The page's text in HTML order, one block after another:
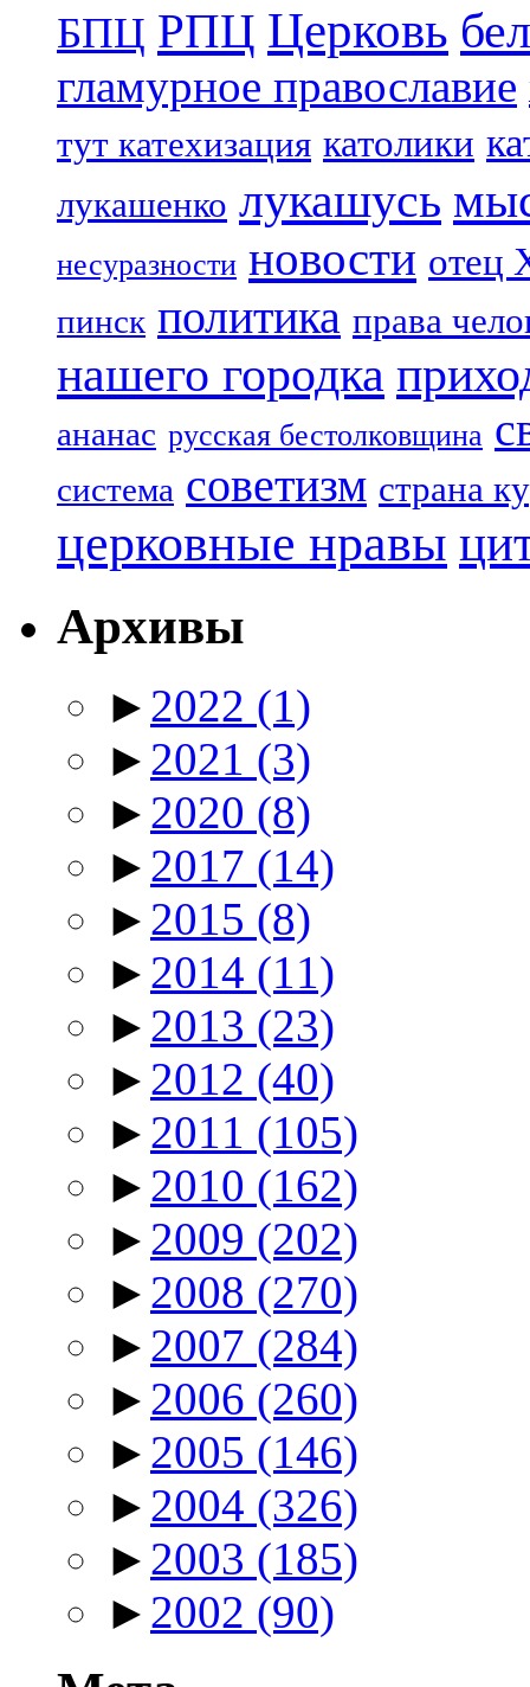
БПЦ РПЦ Церковь
гламурное православие
тут катехизация католики
лукашенко лукашусь
несуразности новости отец
пинск политика права
нашего городка
ананас русская бестолковщина
система советизм страна
церковные нравы
Архивы
► 2022 (1)
► 2021 (3)
► 2020 (8)
► 2017 (14)
► 2015 (8)
► 2014 (11)
► 2013 (23)
► 2012 (40)
► 2011 (105)
► 2010 (162)
► 2009 (202)
► 2008 (270)
► 2007 (284)
► 2006 (260)
► 2005 (146)
► 2004 (326)
► 2003 (185)
► 2002 (90)